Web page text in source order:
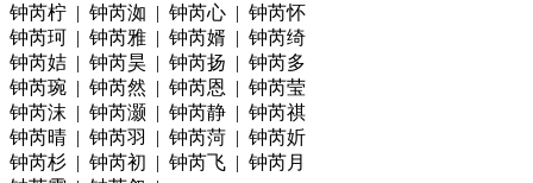
钟芮柠 | 钟芮洳 | 钟芮心 | 钟芮怀
钟芮珂 | 钟芮雅 | 钟芮婿 | 钟芮绮
钟芮姞 | 钟芮昊 | 钟芮扬 | 钟芮多
钟芮琬 | 钟芮然 | 钟芮恩 | 钟芮莹
钟芮沫 | 钟芮灏 | 钟芮静 | 钟芮祺
钟芮晴 | 钟芮羽 | 钟芮菏 | 钟芮妡
钟芮杉 | 钟芮初 | 钟芮飞 | 钟芮月